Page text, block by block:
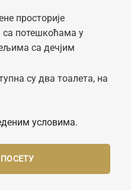
просторије
са потешкоћама у
са дечјим
су два тоалета, на
условима.